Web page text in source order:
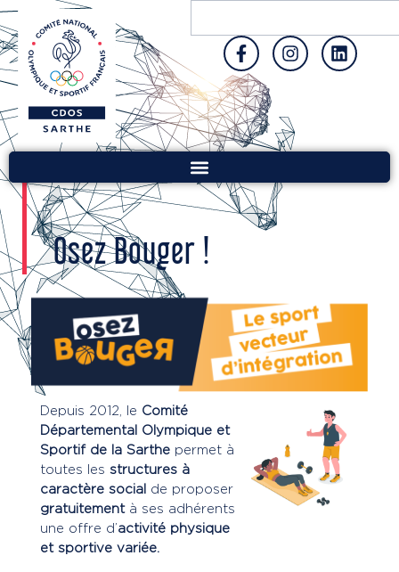
Osez Bouger !
Depuis 2012, le Comité
Départemental Olympique et
Sportif de la Sarthe permet à
toutes les structures à
caractère social de proposer
gratuitementà ses adhérents
une offre d’activité physique
et sportive variée.